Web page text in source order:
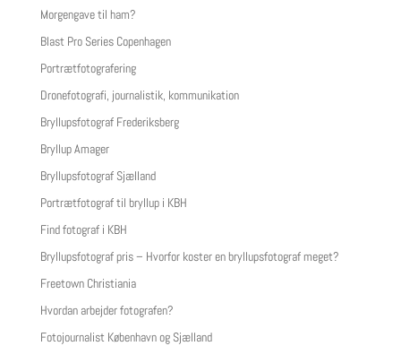
Morgengave til ham?
Blast Pro Series Copenhagen
Portrætfotografering
Dronefotografi, journalistik, kommunikation
Bryllupsfotograf Frederiksberg
Bryllup Amager
Bryllupsfotograf Sjælland
Portrætfotograf til bryllup i KBH
Find fotograf i KBH
Bryllupsfotograf pris – Hvorfor koster en bryllupsfotograf meget?
Freetown Christiania
Hvordan arbejder fotografen?
Fotojournalist København og Sjælland